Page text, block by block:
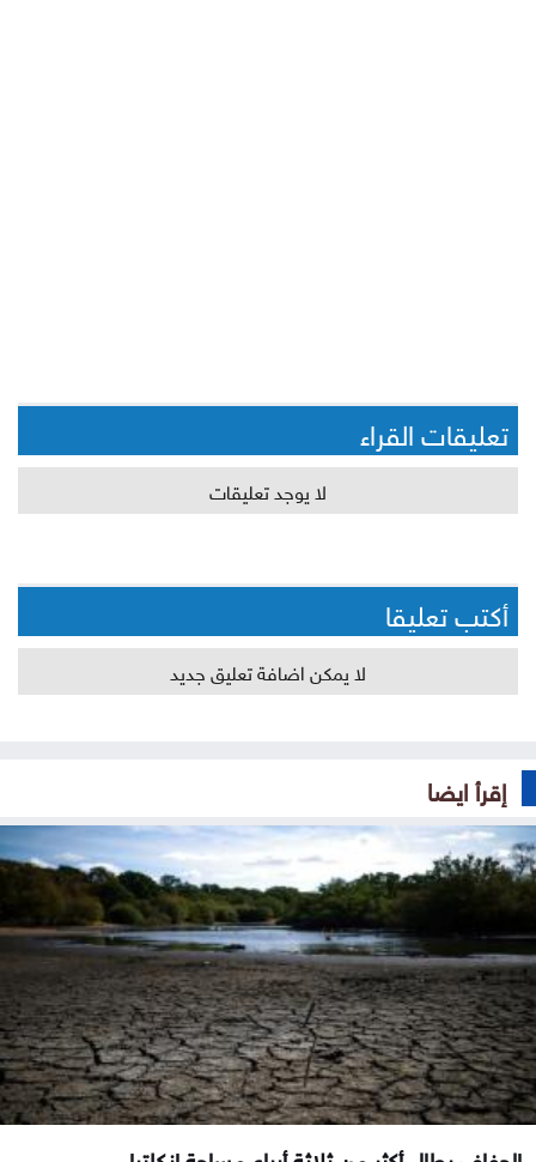
تعليقات القراء
لا يوجد تعليقات
أكتب تعليقا
لا يمكن اضافة تعليق جديد
إقرأ ايضا